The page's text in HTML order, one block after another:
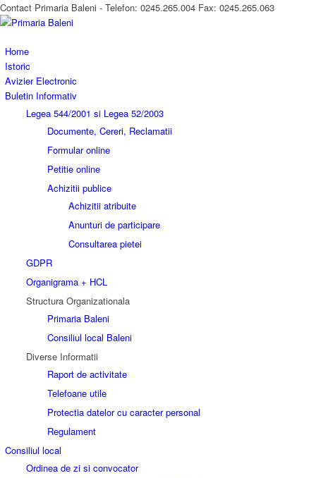
Contact Primaria Baleni - Telefon: 0245.265.004 Fax: 0245.265.063
Home
Istoric
Avizier Electronic
Buletin Informativ
Legea 544/2001 si Legea 52/2003
Documente, Cereri, Reclamatii
Formular online
Petitie online
Achizitii publice
Achizitii atribuite
Anunturi de participare
Consultarea pietei
GDPR
Organigrama + HCL
Structura Organizationala
Primaria Baleni
Consiliul local Baleni
Diverse Informatii
Raport de activitate
Telefoane utile
Protectia datelor cu caracter personal
Regulament
Consiliul local
Ordinea de zi si convocator